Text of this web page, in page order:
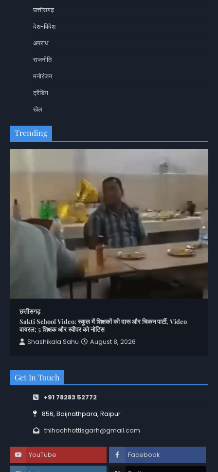
छत्तीसगढ़
देश-विदेश
अपराध
राजनीति
मनोरंजन
ट्रेंडिंग
खेल
Trending
छत्तीसगढ़
Sakti School Video: स्कूल में शिक्षकों की दारू और चिकन पार्टी, Video
वायरल; 5 शिक्षक और स्वीपर को नोटिस
Shashikala Sahu
August 8, 2026
Get In Touch
+91 78283 52772
856, Baijnathpara, Raipur
thihachhattisgarh@gmail.com
YouTube Facebook